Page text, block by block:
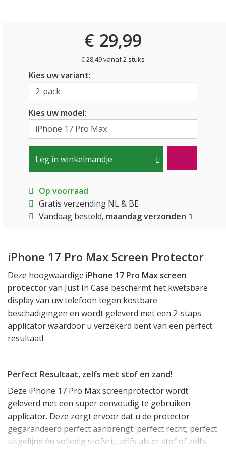
€ 29,99
€ 28,49 vanaf 2 stuks
Kies uw variant:
Kies uw model:
Leg in winkelmandje
Op voorraad
Gratis verzending NL & BE
Vandaag besteld, maandag verzonden
iPhone 17 Pro Max Screen Protector
Deze hoogwaardige iPhone 17 Pro Max screen
protectorvan Just In Case beschermt het kwetsbare
display van uw telefoon tegen kostbare
beschadigingen en wordt geleverd met een 2-staps
applicator waardoor u verzekerd bent van een perfect
resultaat!
Perfect Resultaat, zelfs met stof en zand!
Deze iPhone 17 Pro Max screenprotector wordt
geleverd met een super eenvoudig te gebruiken
applicator. Deze zorgt ervoor dat u de protector
gegarandeerd perfect aanbrengt: perfect recht, perfect
uitgelijnd én volledig stofvrij...zélfs als er stof of zelfs